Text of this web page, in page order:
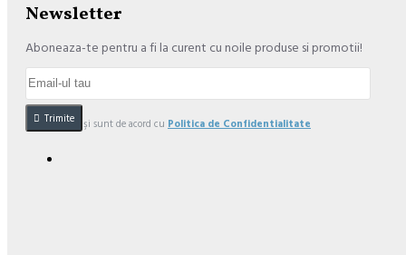
Newsletter
Aboneaza-te pentru a fi la curent cu noile produse si promotii!
Trimite
Am citit şi sunt de acord cu Politica de Confidentialitate